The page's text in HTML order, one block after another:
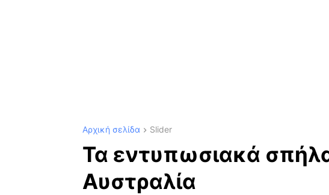
Αρχική σελίδα Slider
Τα εντυπωσιακά
Αυστραλία